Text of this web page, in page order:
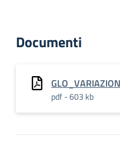
Documenti
pdf - 603 kb